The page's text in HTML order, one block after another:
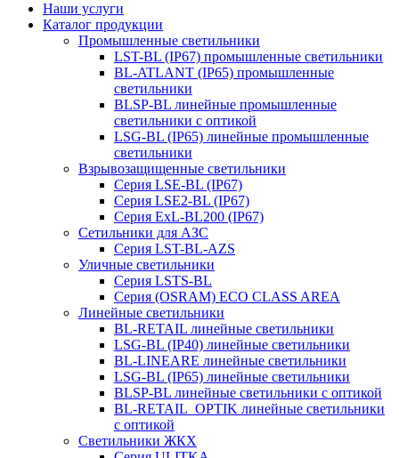
Наши услуги
Каталог продукции
Промышленные светильники
LST-BL (IP67) промышленные светильники
BL-ATLANT (IP65) промышленные
светильники
BLSP-BL линейные промышленные
светильники с оптикой
LSG-BL (IP65) линейные промышленные
светильники
Взрывозащищенные светильники
Серия LSE-BL (IP67)
Серия LSE2-BL (IP67)
Серия ExL-BL200 (IP67)
Сетильники для АЗС
Серия LST-BL-AZS
Уличные светильники
Серия LSTS-BL
Серия (ОSRAM) ECO CLASS AREA
Линейные светильники
BL-RETAIL линейные светильники
LSG-BL (IP40) линейные светильники
BL-LINEARE линейные светильники
LSG-BL (IP65) линейные светильники
BLSP-BL линейные светильники с оптикой
BL-RETAIL_OPTIK линейные светильники
с оптикой
Светильники ЖКХ